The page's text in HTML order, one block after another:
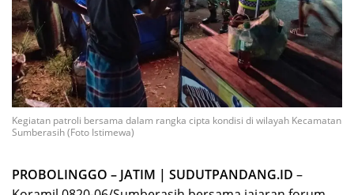
Kegiatan patroli bersama dalam rangka cipta kondisi di wilayah Kecamatan
Sumberasih (Foto Istimewa)
PROBOLINGGO – JATIM | SUDUTPANDANG.ID –